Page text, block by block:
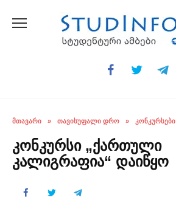
ᲛᲗᲐᲕᲐᲠᲘ » ᲗᲐᲕᲘᲡᲣᲤᲐᲚᲘ ᲓᲠᲝ » ᲙᲝᲜᲙᲣᲠᲡᲔᲑᲘ
კონკურსი „ქართული
კალიგრაფია“ დაიწყო